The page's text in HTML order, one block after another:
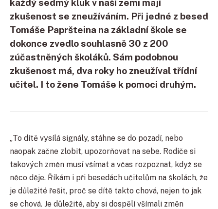
každý sedmý kluk v naší zemi mají
zkušenost se zneužíváním. Při jedné z besed
Tomáše Papršteina na základní škole se
dokonce zvedlo souhlasně 30 z 200
zúčastněných školáků. Sám podobnou
zkušenost má, dva roky ho zneužíval třídní
učitel. I to žene Tomáše k pomoci druhým.
„To dítě vysílá signály, stáhne se do pozadí, nebo
naopak začne zlobit, upozorňovat na sebe. Rodiče si
takových změn musí všímat a včas rozpoznat, když se
něco děje. Říkám i při besedách učitelům na školách, že
je důležité řešit, proč se dítě takto chová, nejen to jak
se chová. Je důležité, aby si dospělí všímali změn